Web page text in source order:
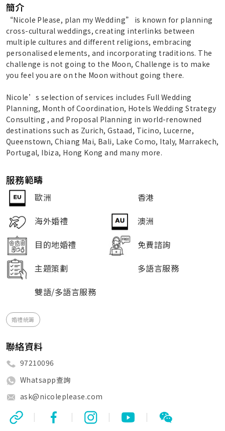
簡介
“Nicole Please, plan my Wedding” is known for planning
cross-cultural weddings, creating interlinks between
multiple cultures and different religions, embracing
personalised elements, and incorporating traditions. The
challenge is not going to the Moon, Challenge is to make
you feel you are on the Moon without going there.
Nicole’s selection of services includes Full Wedding
Planning, Month of Coordination, Hotels Wedding Strategy
Consulting , and Proposal Planning in world-renowned
destinations such as Zurich, Gstaad, Ticino, Lucerne,
Queenstown, Chiang Mai, Bali, Lake Como, Italy, Marrakech,
Portugal, Ibiza, Hong Kong and many more.
服務範疇
歐洲
香港
海外婚禮
澳洲
目的地婚禮
免費諮詢
主題策劃
多語言服務
雙語/多語言服務
婚禮統籌
聯絡資料
97210096
Whatsapp查詢
ask@nicoleplease.com
| | | |